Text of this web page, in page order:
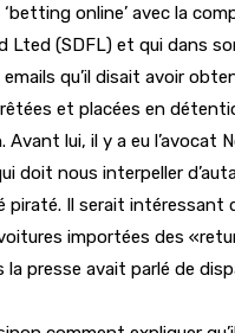
online’ avec la
Lted (SDFL) et qui dans
qu’il disait avoir
et placées en
lui, il y a eu
nous interpeller
piraté. Il serait
importées des
presse avait parlé de